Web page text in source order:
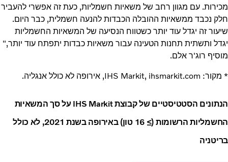
מכירות. עם מגוון רחב של משאיות חשמליות, כעת זה אפשרי להעביר
חלק נכבד ממשאיות ההובלה הכבדות להנעה חשמלית, כבר היום.
שיעור זה יגדל עוד יותר כשטווח הנסיעה של המשאיות החשמליות
יגדל ותשתית תחנות הטעינה עבור משאיות כבדות יתפתח עוד יותר,"
מוסיף רוג'ר אלם.
* מקור: IHS Markit, ihsmarkit.com, אירופה לא כולל אנגליה.
הנתונים הסטטיסטיים של קבוצת IHS Markit על סך המשאיות
החשמליות הרשומות (≥ 16 טון) באירופה בשנת 2021, לא כולל
בריטניה